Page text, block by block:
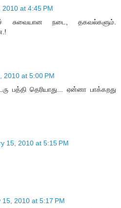
at 4:45 PM
சுவையான நடை, தகவல்களும்.
2010 at 5:00 PM
பத்தி தெரியாது... ஏன்னா பாக்கறது
15, 2010 at 5:15 PM
15, 2010 at 5:17 PM